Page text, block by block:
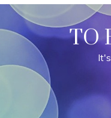
Skip
content
TO